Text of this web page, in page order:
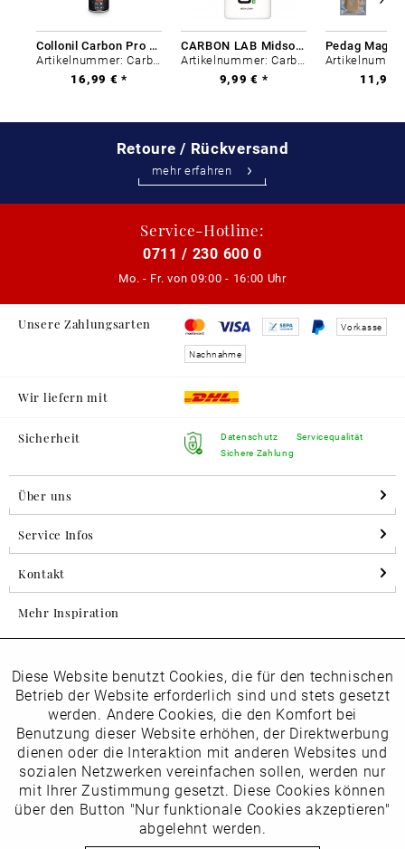
Collonil Carbon Pro 400 ml
Artikelnummer: Carbon-0
16,99 € *
CARBON LAB Midsole Cleaner
Artikelnummer: Carbon-0
9,99 € *
11,99
Retoure / Rückversand
mehr erfahren
Service-Hotline:
0711 / 230 600 0
Mo. - Fr. von 09:00 - 16:00 Uhr
Unsere Zahlungsarten Vorkasse
Nachnahme
Wir liefern mit
Sicherheit
Datenschutz
Sichere Zahlung
Servicequalität
Über uns
Service Infos
Kontakt
Mehr Inspiration
Folgen Sie uns auf Instagram
horsch_schuhe
Newsletter
Datenschutzbestimmungenhabe ich zur Kenntnis
Funktionale Aktiv
Marketing Inaktiv
Tracking Inaktiv
Inaktiv
Diese Website benutzt Cookies, die für den technischen
Betrieb der Website erforderlich sind und stets gesetzt
werden. Andere Cookies, die den Komfort bei
Benutzung dieser Website erhöhen, der Direktwerbung
dienen oder die Interaktion mit anderen Websites und
sozialen Netzwerken vereinfachen sollen, werden nur
mit Ihrer Zustimmung gesetzt. Diese Cookies können
über den Button "Nur funktionale Cookies akzeptieren"
abgelehnt werden.